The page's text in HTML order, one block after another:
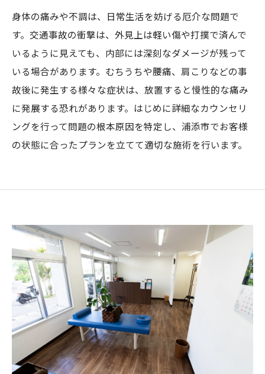
身体の痛みや不調は、日常生活を妨げる厄介な問題で
す。交通事故の衝撃は、外見上は軽い傷や打撲で済んで
いるように見えても、内部には深刻なダメージが残って
いる場合があります。むちうちや腰痛、肩こりなどの事
故後に発生する様々な症状は、放置すると慢性的な痛み
に発展する恐れがあります。はじめに詳細なカウンセリ
ングを行って問題の根本原因を特定し、浦添市でお客様
の状態に合ったプランを立てて適切な施術を行います。